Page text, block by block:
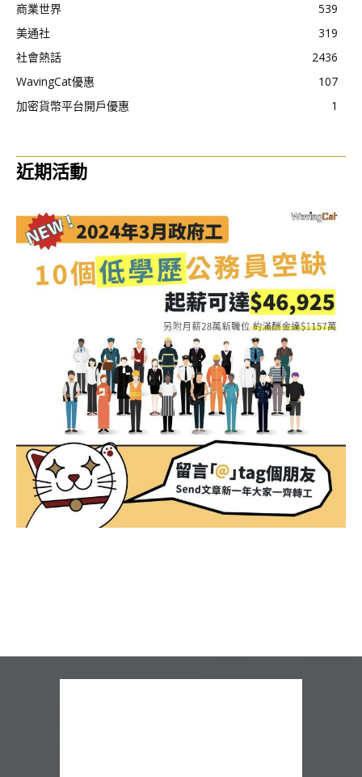
商業世界
539
美通社
319
社會熱話
2436
WavingCat優惠
107
加密貨幣平台開戶優惠
1
近期活動